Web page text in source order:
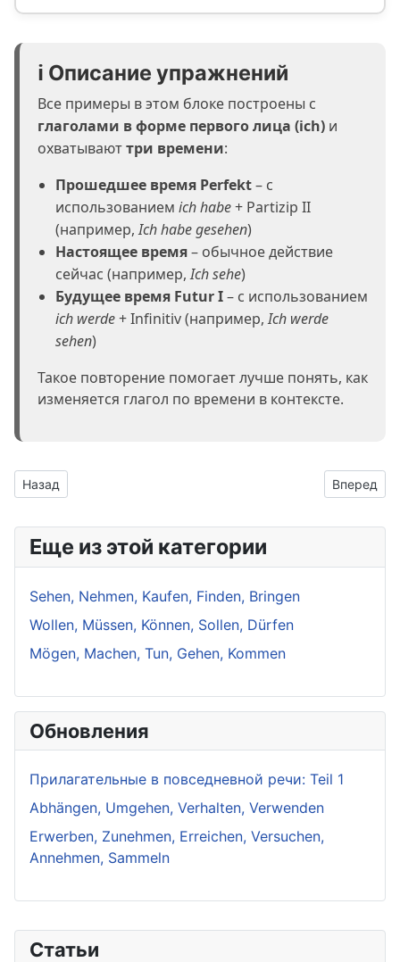
Статьи
ℹ️ Описание упражнений
Все примеры в этом блоке построены с
глаголами в форме первого лица (ich) и
охватываюттри времени:
Прошедшее время Perfekt– с
использованием ich habe+ Partizip II
(например,Ich habe gesehen)
Настоящее время– обычное действие
сейчас (например,Ich sehe)
Будущее время Futur I– с использованием
ich werde+ Infinitiv (например,Ich werde
sehen)
Такое повторение помогает лучше понять, как
изменяется глагол по времени в контексте.
Предыдущий: Brennen, Gebären, Schmelzen, Schwellen,
Назад Вперед
Еще из этой категории
Sehen, Nehmen, Kaufen, Finden, Bringen
Wollen, Müssen, Können, Sollen, Dürfen
Mögen, Machen, Tun, Gehen, Kommen
Обновления
Прилагательные в повседневной речи: Teil 1
Abhängen, Umgehen, Verhalten, Verwenden
Erwerben, Zunehmen, Erreichen, Versuchen,
Annehmen, Sammeln